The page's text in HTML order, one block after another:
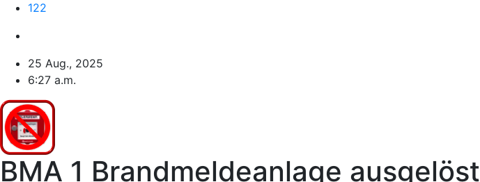
122
25 Aug., 2025
6:27 a.m.
BMA 1 Brandmeldeanlage ausgelöst